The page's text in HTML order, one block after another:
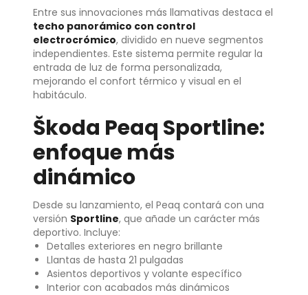
Entre sus innovaciones más llamativas destaca el
techo panorámico con control
electrocrómico, dividido en nueve segmentos
independientes. Este sistema permite regular la
entrada de luz de forma personalizada,
mejorando el confort térmico y visual en el
habitáculo.
Škoda Peaq Sportline:
enfoque más
dinámico
Desde su lanzamiento, el Peaq contará con una
versión Sportline, que añade un carácter más
deportivo. Incluye:
Detalles exteriores en negro brillante
Llantas de hasta 21 pulgadas
Asientos deportivos y volante específico
Interior con acabados más dinámicos